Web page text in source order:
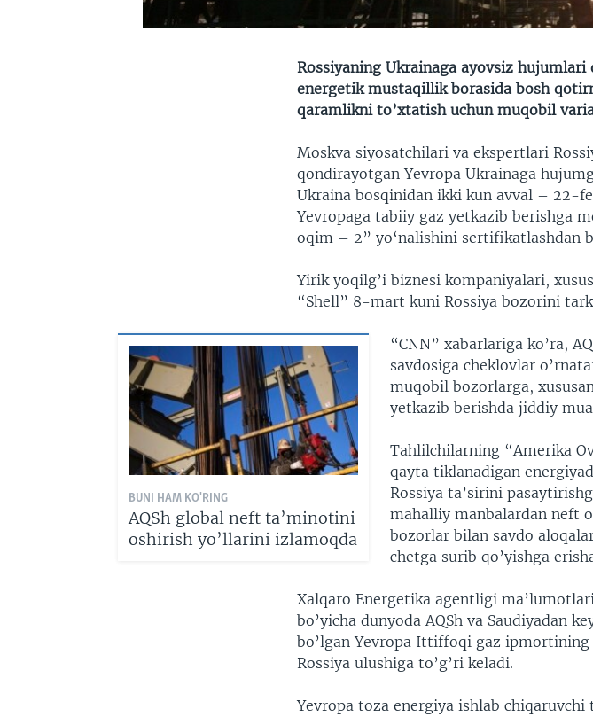
Rossiyaning Ukrainaga ayovsiz
energetik mustaqillik borasida bosh
qaramlikni to’xtatish uchun muqobil
Moskva siyosatchilari va ekspertlari
qondirayotgan Yevropa Ukrainaga
Ukraina bosqinidan ikki kun avval – 22-
Yevropaga tabiiy gaz yetkazib berishga
oqim – 2” yo‘nalishini sertifikatlashdan
Yirik yoqilg’i biznesi kompaniyalari,
“Shell” 8-mart kuni Rossiya bozorini
BUNI HAM KO'RING
AQSh global neft ta’minotini
oshirish yo’llarini izlamoqda
“CNN” xabarlariga ko’ra,
savdosiga cheklovlar
muqobil bozorlarga,
yetkazib berishda jiddiy
Tahlilchilarning “Amerika
qayta tiklanadigan
Rossiya ta’sirini
mahalliy manbalardan neft
bozorlar bilan savdo
chetga surib qo’yishga
Xalqaro Energetika agentligi
bo’yicha dunyoda AQSh va Saudiyadan
bo’lgan Yevropa Ittiffoqi gaz
Rossiya ulushiga to’g’ri keladi.
Yevropa toza energiya ishlab